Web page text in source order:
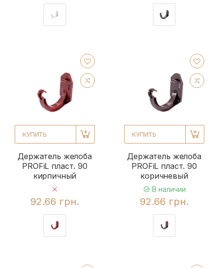
КУПИТЬ
Держатель желоба
PROFiL пласт. 90
кирпичный
92.66 грн.
КУПИТЬ
Держатель желоба
PROFiL пласт. 90
коричневый
В наличии
92.66 грн.